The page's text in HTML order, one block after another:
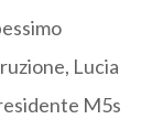
Lucia
M5s